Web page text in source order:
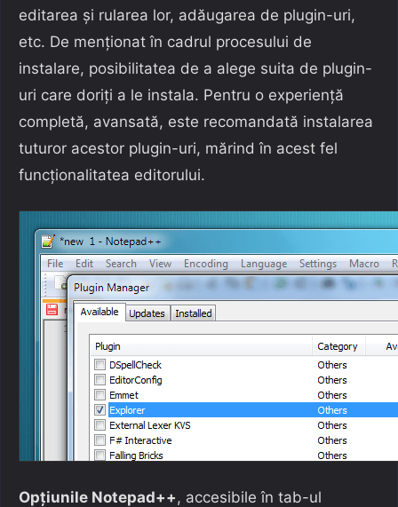
editarea și rularea lor, adăugarea de plugin-uri,
etc. De menționat în cadrul procesului de
instalare, posibilitatea de a alege suita de plugin-
uri care doriți a le instala. Pentru o experiență
completă, avansată, este recomandată instalarea
tuturor acestor plugin-uri, mărind în acest fel
funcționalitatea editorului.
Opțiunile Notepad++ , accesibile în tab-ul